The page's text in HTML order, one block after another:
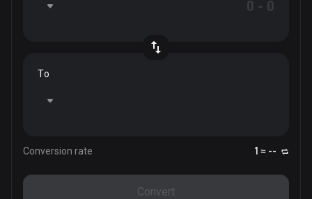
To
Conversion rate 1 ≈ --
Convert